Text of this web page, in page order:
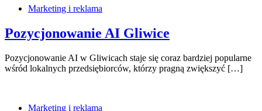
Marketing i reklama
Pozycjonowanie AI Gliwice
Pozycjonowanie AI w Gliwicach staje się coraz bardziej popularne
wśród lokalnych przedsiębiorców, którzy pragną zwiększyć […]
Marketing i reklama